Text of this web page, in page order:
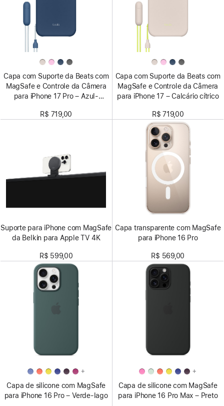
Capa com Suporte da Beats com
MagSafe e Controle da Câmera
para iPhone 17 Pro – Azul-
R$ 719,00
Capa com Suporte da Beats com
MagSafe e Controle da Câmera
para iPhone 17 – Calcário cítrico
R$ 719,00
Suporte para iPhone com MagSafe
da Belkin para Apple TV 4K
R$ 599,00
Capa transparente com MagSafe
para iPhone 16 Pro
R$ 569,00
+
Capa de silicone com MagSafe
para iPhone 16 Pro – Verde-lago
+
Capa de silicone com MagSafe
para iPhone 16 Pro Max – Preto